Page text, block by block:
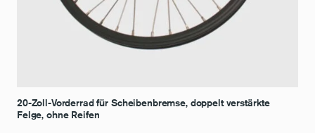
20-Zoll-Vorderrad für Scheibenbremse, doppelt verstärkte
Felge, ohne Reifen